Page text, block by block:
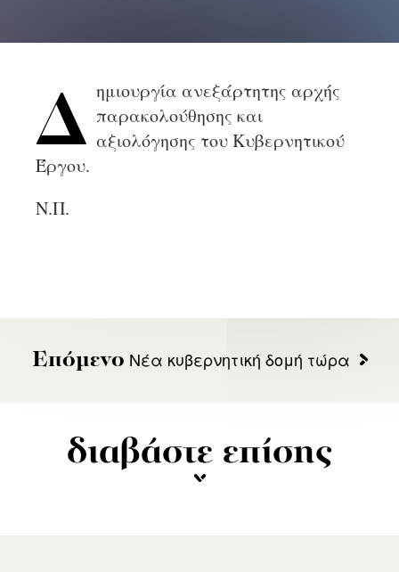
Δ ημιουργία ανεξάρτητης αρχής
παρακολούθησης και
αξιολόγησης του Κυβερνητικού
Έργου.
Ν.Π.
Επόμενο Νέα κυβερνητική δομή τώρα
διαβάστε επίσης